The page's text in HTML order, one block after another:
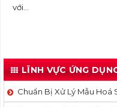
với...
LĨNH VỰC ỨNG
Chuẩn Bị Xử Lý Mẫu Hoá